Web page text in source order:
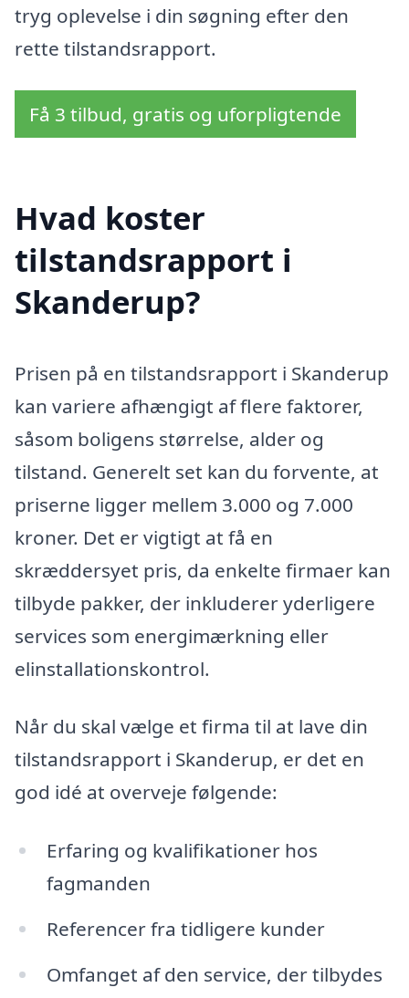
tryg oplevelse i din søgning efter den
rette tilstandsrapport.
Få 3 tilbud, gratis og uforpligtende
Hvad koster
tilstandsrapport i
Skanderup?
Prisen på en tilstandsrapport i Skanderup
kan variere afhængigt af flere faktorer,
såsom boligens størrelse, alder og
tilstand. Generelt set kan du forvente, at
priserne ligger mellem 3.000 og 7.000
kroner. Det er vigtigt at få en
skræddersyet pris, da enkelte firmaer kan
tilbyde pakker, der inkluderer yderligere
services som energimærkning eller
elinstallationskontrol.
Når du skal vælge et firma til at lave din
tilstandsrapport i Skanderup, er det en
god idé at overveje følgende:
Erfaring og kvalifikationer hos
fagmanden
Referencer fra tidligere kunder
Omfanget af den service, der tilbydes